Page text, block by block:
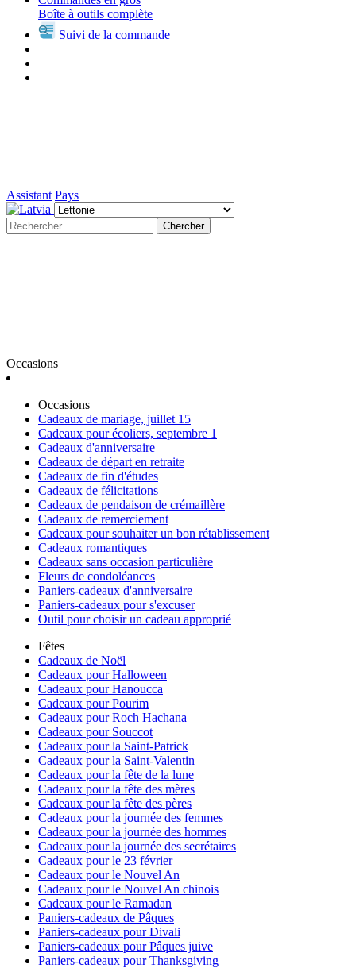
Boîte à outils complète
Suivi de la commande
Assistant Pays
Chercher
Occasions
Occasions
Cadeaux de mariage, juillet 15
Cadeaux pour écoliers, septembre 1
Cadeaux d'anniversaire
Cadeaux de départ en retraite
Cadeaux de fin d'études
Cadeaux de félicitations
Cadeaux de pendaison de crémaillère
Cadeaux de remerciement
Cadeaux pour souhaiter un bon rétablissement
Cadeaux romantiques
Cadeaux sans occasion particulière
Fleurs de condoléances
Paniers-cadeaux d'anniversaire
Paniers-cadeaux pour s'excuser
Outil pour choisir un cadeau approprié
Fêtes
Cadeaux de Noël
Cadeaux pour Halloween
Cadeaux pour Hanoucca
Cadeaux pour Pourim
Cadeaux pour Roch Hachana
Cadeaux pour Souccot
Cadeaux pour la Saint-Patrick
Cadeaux pour la Saint-Valentin
Cadeaux pour la fête de la lune
Cadeaux pour la fête des mères
Cadeaux pour la fête des pères
Cadeaux pour la journée des femmes
Cadeaux pour la journée des hommes
Cadeaux pour la journée des secrétaires
Cadeaux pour le 23 février
Cadeaux pour le Nouvel An
Cadeaux pour le Nouvel An chinois
Cadeaux pour le Ramadan
Paniers-cadeaux de Pâques
Paniers-cadeaux pour Divali
Paniers-cadeaux pour Pâques juive
Paniers-cadeaux pour Thanksgiving